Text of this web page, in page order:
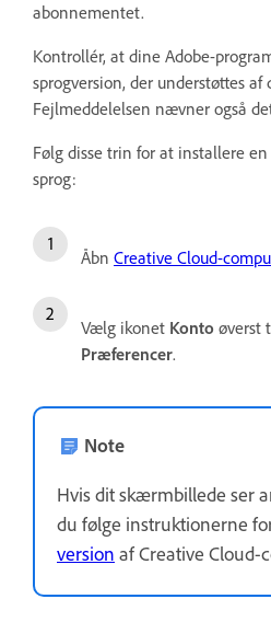
abonnementet.
Kontrollér, at dine Adobe-
sprogversion, der understøttes
Fejlmeddelelsen nævner også
Følg disse trin for at installere
sprog:
Åbn Creative Cloud-
Vælg ikonet Konto øverst
Præferencer.
Note
Hvis dit skærmbillede ser
du følge instruktionerne
version af Creative Cloud-